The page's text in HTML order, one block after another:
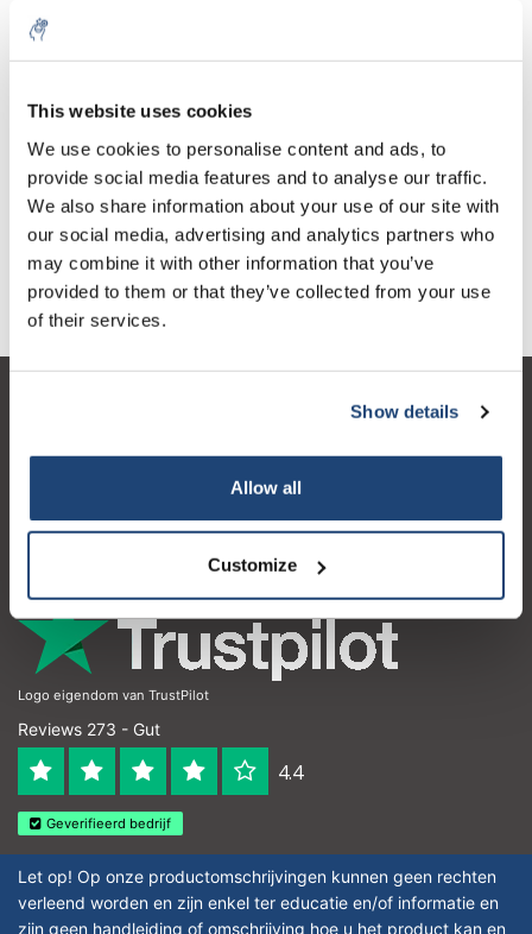
This website uses cookies
We use cookies to personalise content and ads, to
provide social media features and to analyse our traffic.
We also share information about your use of our site with
our social media, advertising and analytics partners who
may combine it with other information that you’ve
provided to them or that they’ve collected from your use
of their services.
Show details
Allow all
Customize
1 Stück exkl. MwSt.
€163,62
Inkl. MwSt.
Zum Warenkorb hinzufügen
Informationen
Mein Konto
Logo eigendom van TrustPilot
Reviews 273 - Gut
4.4
Geverifieerd bedrijf
Let op! Op onze productomschrijvingen kunnen geen rechten
verleend worden en zijn enkel ter educatie en/of informatie en
zijn geen handleiding of omschrijving hoe u het product kan en